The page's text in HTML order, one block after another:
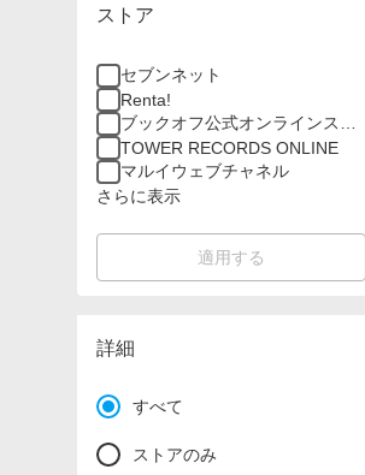
ストア
セブンネット
Renta!
ブックオフ公式オンラインスト
ア
TOWER RECORDS ONLINE
マルイウェブチャネル
さらに表示
適用する
詳細
すべて
ストアのみ